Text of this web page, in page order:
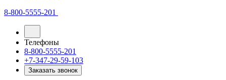
8-800-5555-201
Телефоны
8-800-5555-201
+7-347-29-59-103
Заказать звонок